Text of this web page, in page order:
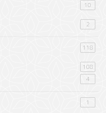
10
2
118
108
4
1